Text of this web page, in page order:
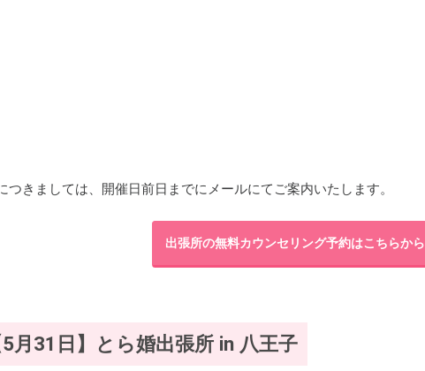
つきましては、開催日前日までにメールにてご案内いたします。
出張所の無料カウンセリング予約はこちらから
5月31日】とら婚出張所 in 八王子